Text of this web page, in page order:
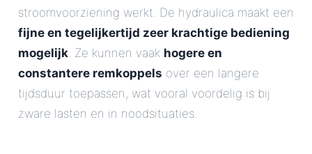
stroomvoorziening werkt. De hydraulica maakt een
fijne en tegelijkertijd zeer krachtige bediening
mogelijk. Ze kunnen vaak hogere en
constantere remkoppels over een langere
tijdsduur toepassen, wat vooral voordelig is bij
zware lasten en in noodsituaties.